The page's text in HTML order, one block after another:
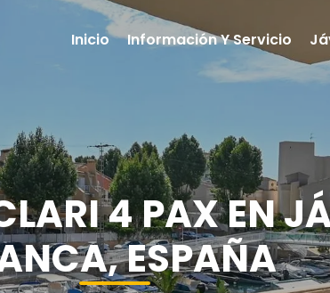
4 PAX EN
ESPAÑA
Inicio Información Y Servicio